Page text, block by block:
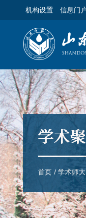
机构设置 信息门
首页 / 学术师大